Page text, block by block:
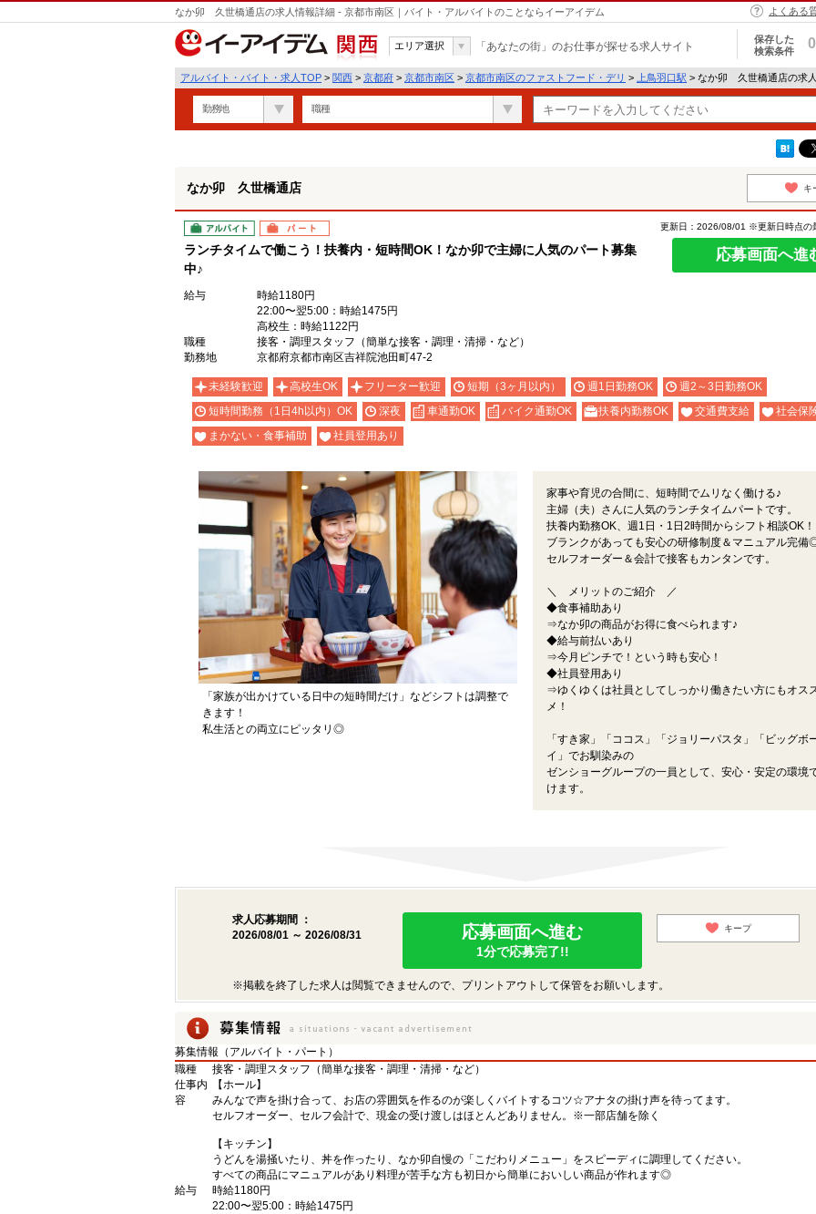
なか卯 久世橋通店の求人情報詳細 - 京都市南区｜バイト・アルバイトのことならイーアイデム よくある
関西
エリア選択 「あなたの街」のお仕事が探せる求人サイト
保存した
検索条件
0
アルバイト・バイト・求人TOP > 関西 > 京都府 > 京都市南区 > 京都市南区のファストフード・デリ > 上鳥羽口駅 > なか卯 久世橋通店の求
勤務地 職種
なか卯 久世橋通店 キ
アルバイト パート
ランチタイムで働こう！扶養内・短時間OK！なか卯で主婦に人気のパート募集
中♪
更新日：2026/08/01 ※更新日時点の
応募画面へ進
給与
時給1180円
22:00〜翌5:00：時給1475円
高校生：時給1122円
職種
接客・調理スタッフ（簡単な接客・調理・清掃・など）
勤務地
京都府京都市南区吉祥院池田町47-2
未経験歓迎 高校生OK フリーター歓迎 短期（3ヶ月以内） 週1日勤務OK
週2～3日勤務OK
短時間勤務（1日4h以内）OK
深夜 車通勤OK バイク通勤OK 扶養内勤務OK 交通費支給
社会保
まかない・食事補助
社員登用あり
「家族が出かけている日中の短時間だけ」などシフトは調整で
きます！
私生活との両立にピッタリ◎
家事や育児の合間に、短時間でムリなく働ける♪
主婦（夫）さんに人気のランチタイムパートです。
扶養内勤務OK、週1日・1日2時間からシフト相談OK！
ブランクがあっても安心の研修制度＆マニュアル完備
セルフオーダー＆会計で接客もカンタンです。
＼ メリットのご紹介 ／
◆食事補助あり
⇒なか卯の商品がお得に食べられます♪
◆給与前払いあり
⇒今月ピンチで！という時も安心！
◆社員登用あり
⇒ゆくゆくは社員としてしっかり働きたい方にもオス
メ！
「すき家」「ココス」「ジョリーパスタ」「ビッグボ
イ」でお馴染みの
ゼンショーグループの一員として、安心・安定の環境
けます。
求人応募期間 ：
2026/08/01 ～ 2026/08/31
応募画面へ進む
1分で応募完了!!
キープ
※掲載を終了した求人は閲覧できませんので、プリントアウトして保管をお願いします。
募集情報（アルバイト・パート）
職種
接客・調理スタッフ（簡単な接客・調理・清掃・など）
仕事内
容
【ホール】
みんなで声を掛け合って、お店の雰囲気を作るのが楽しくバイトするコツ☆アナタの掛け声を待ってます。
セルフオーダー、セルフ会計で、現金の受け渡しはほとんどありません。※一部店舗を除く
【キッチン】
うどんを湯掻いたり、丼を作ったり、なか卯自慢の「こだわりメニュー」をスピーディに調理してください。
すべての商品にマニュアルがあり料理が苦手な方も初日から簡単においしい商品が作れます◎
給与
時給1180円
22:00〜翌5:00：時給1475円